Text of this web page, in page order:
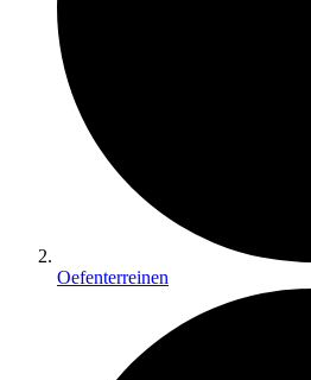
Oefenterreinen